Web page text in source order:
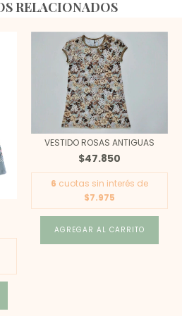
RELACIONADOS
VESTIDO ROSAS ANTIGUAS
$47.850
6 cuotas sin interés de
$7.975
AGREGAR AL CARRITO